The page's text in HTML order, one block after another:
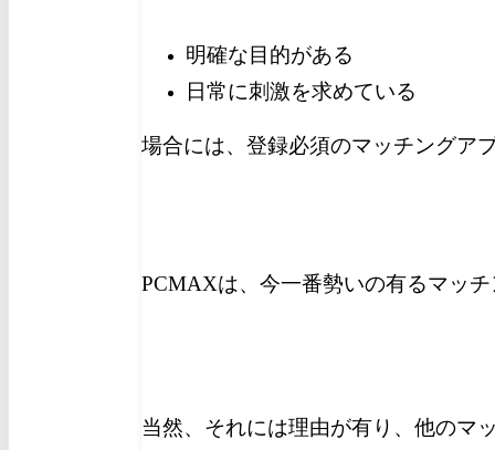
明確な目的がある
日常に刺激を求めている
場合には、登録必須のマッチングア
PCMAXは、今一番勢いの有るマッ
当然、それには理由が有り、他のマ